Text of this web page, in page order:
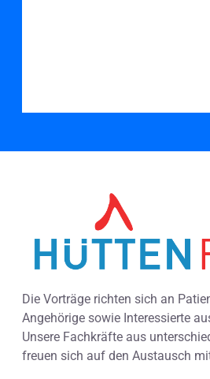
Die Vorträge richten sich an
Angehörige sowie Interessierte
Unsere Fachkräfte aus
freuen sich auf den Austausch